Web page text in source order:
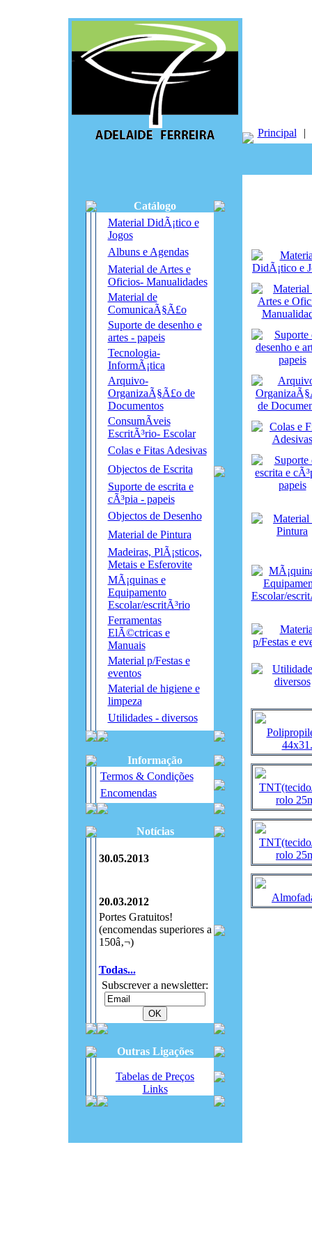
Principal |
Catálogo
Material DidÃ¡tico e
Jogos
Albuns e Agendas
Material de Artes e
Oficios- Manualidades
Material de
ComunicaÃ§Ã£o
Suporte de desenho e
artes - papeis
Tecnologia-
InformÃ¡tica
Arquivo-
OrganizaÃ§Ã£o de
Documentos
ConsumÃ­veis
EscritÃ³rio- Escolar
Colas e Fitas Adesivas
Objectos de Escrita
Suporte de escrita e
cÃ³pia - papeis
Objectos de Desenho
Material de Pintura
Madeiras, PlÃ¡sticos,
Metais e Esferovite
MÃ¡quinas e
Equipamento
Escolar/escritÃ³rio
Ferramentas
ElÃ©ctricas e
Manuais
Material p/Festas e
eventos
Material de higiene e
limpeza
Utilidades - diversos
Informação
Termos & Condições
Encomendas
Notícias
30.05.2013
20.03.2012
Portes Gratuitos!
(encomendas superiores a
150â‚¬)
Todas...
Subscrever a newsletter:
Outras Ligações
Tabelas de Preços
Links
rolo
rolo